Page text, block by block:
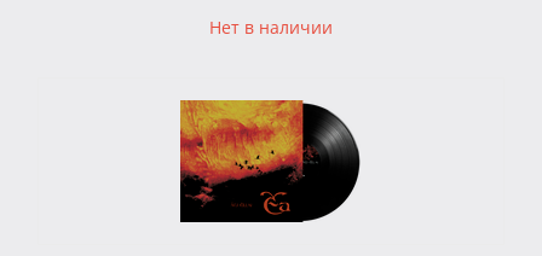
Нет в наличии